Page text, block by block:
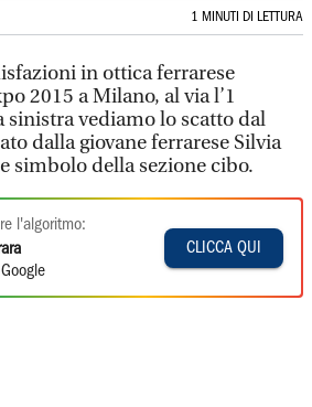
1 MINUTI DI LETTURA
in ottica ferrarese
2015 a Milano, al via l’1
sinistra vediamo lo scatto dal
dalla giovane ferrarese Silvia
simbolo della sezione cibo.
l'algoritmo:
CLICCA QUI